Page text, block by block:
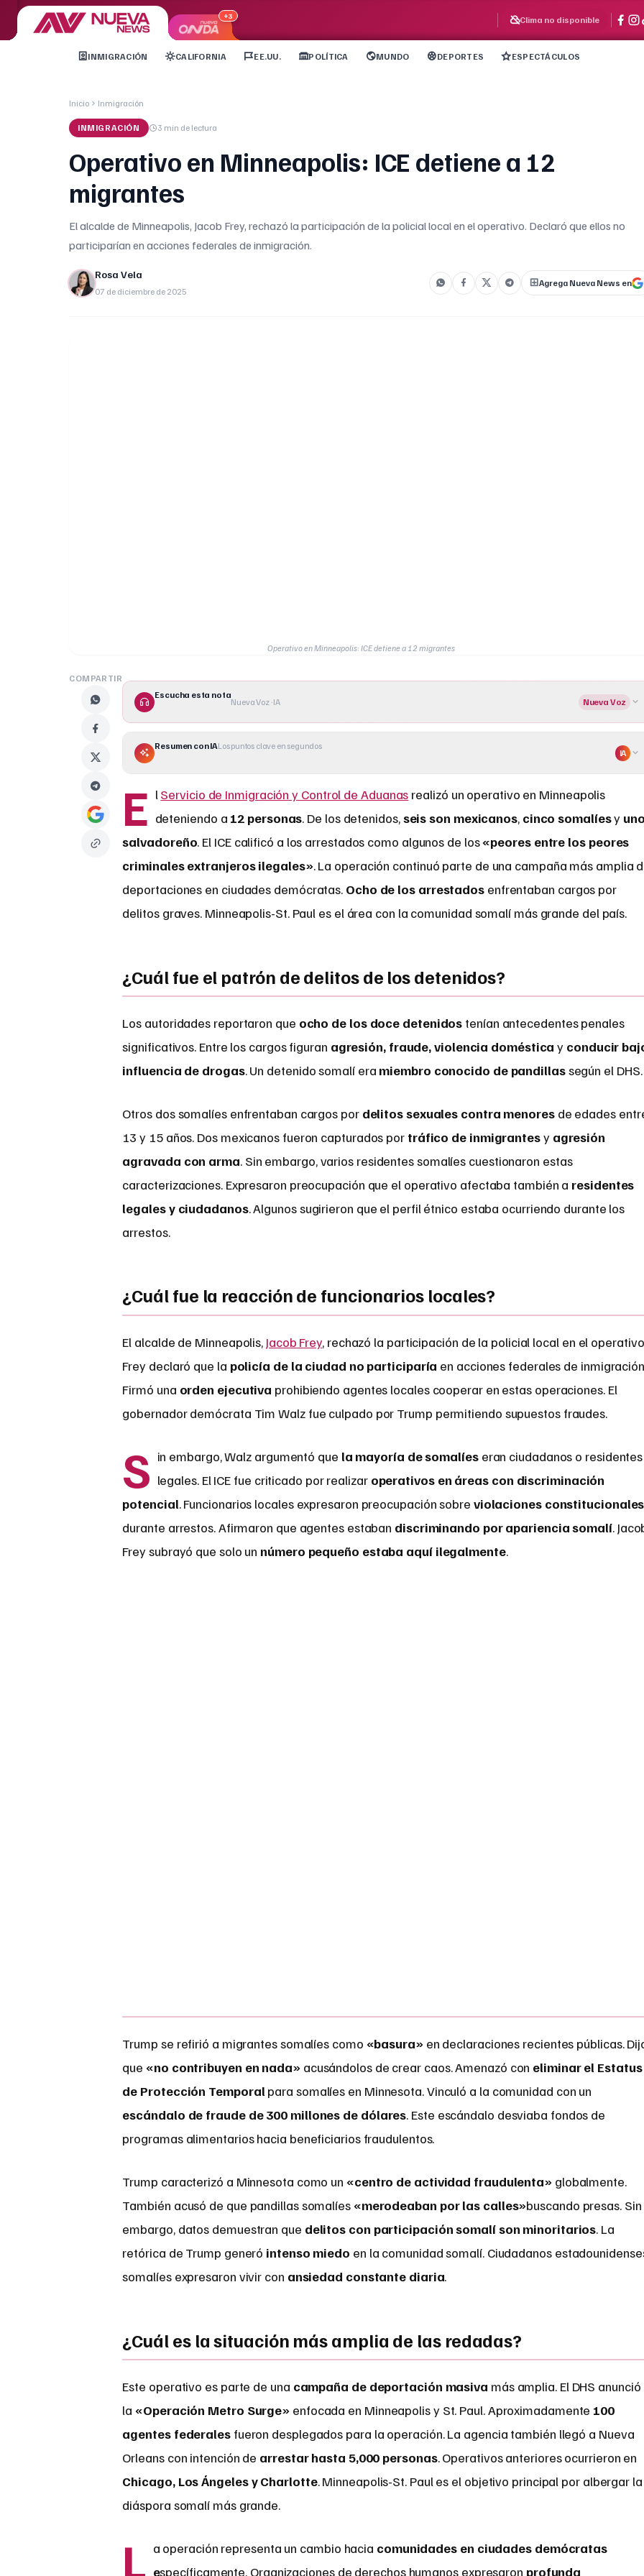
+3 Clima no disponible
INMIGRACIÓN CALIFORNIA EE.UU. POLÍTICA MUNDO DEPORTES ESPECTÁCULOS
Inicio Inmigración
INMIGRACIÓN 3 min de lectura
Operativo en Minneapolis: ICE detiene a 12
migrantes
El alcalde de Minneapolis, Jacob Frey, rechazó la participación de la policial local en el operativo. Declaró que ellos no
participarían en acciones federales de inmigración.
Rosa Vela
07 de diciembre de 2025
Agrega Nueva News en
Operativo en Minneapolis: ICE detiene a 12 migrantes
COMPARTIR
Escucha esta nota
Nueva Voz · IA Nueva Voz
Resumen con IALos puntos clave en segundos
IA
E l Servicio de Inmigración y Control de Aduanas realizó un operativo en Minneapolis
deteniendo a 12 personas. De los detenidos,seis son mexicanos, cinco somalíesy
salvadoreño. El ICE calificó a los arrestados como algunos de los«peores entre los peores
criminales extranjeros ilegales». La operación continuó parte de una campaña más amplia
deportaciones en ciudades demócratas. Ocho de los arrestados enfrentaban cargos por
delitos graves. Minneapolis-St. Paul es el área con la comunidad somalí más grande del país.
¿Cuál fue el patrón de delitos de los detenidos?
Los autoridades reportaron que ocho de los doce detenidos tenían antecedentes penales
significativos. Entre los cargos figuran agresión, fraude, violencia doméstica y conducir
influencia de drogas. Un detenido somalí era miembro conocido de pandillassegún el DHS.
Otros dos somalíes enfrentaban cargos por delitos sexuales contra menoresde edades
13 y 15 años. Dos mexicanos fueron capturados por tráfico de inmigrantesy agresión
agravada con arma. Sin embargo, varios residentes somalíes cuestionaron estas
caracterizaciones. Expresaron preocupación que el operativo afectaba también a residentes
legales y ciudadanos. Algunos sugirieron que el perfil étnico estaba ocurriendo durante los
arrestos.
¿Cuál fue la reacción de funcionarios locales?
El alcalde de Minneapolis, Jacob Frey, rechazó la participación de la policial local en el
Frey declaró que la policía de la ciudad no participaría en acciones federales de
Firmó una orden ejecutiva prohibiendo agentes locales cooperar en estas operaciones. El
gobernador demócrata Tim Walz fue culpado por Trump permitiendo supuestos fraudes.
S in embargo, Walz argumentó que la mayoría de somalíeseran ciudadanos o residentes
legales. El ICE fue criticado por realizar operativos en áreas con discriminación
potencial. Funcionarios locales expresaron preocupación sobre violaciones constitucionales
durante arrestos. Afirmaron que agentes estaban discriminando por apariencia somalí.
Frey subrayó que solo un número pequeño estaba aquí ilegalmente.
Trump se refirió a migrantes somalíes como «basura» en declaraciones recientes públicas.
que«no contribuyen en nada» acusándolos de crear caos. Amenazó con eliminar el Estatus
de Protección Temporal para somalíes en Minnesota. Vinculó a la comunidad con un
escándalo de fraude de 300 millones de dólares. Este escándalo desviaba fondos de
programas alimentarios hacia beneficiarios fraudulentos.
Trump caracterizó a Minnesota como un «centro de actividad fraudulenta» globalmente.
También acusó de que pandillas somalíes«merodeaban por las calles»buscando presas. Sin
embargo, datos demuestran que delitos con participación somalí son minoritarios. La
retórica de Trump generó intenso miedo en la comunidad somalí. Ciudadanos
somalíes expresaron vivir con ansiedad constante diaria.
¿Cuál es la situación más amplia de las redadas?
Este operativo es parte de una campaña de deportación masiva más amplia. El DHS anunció
la«Operación Metro Surge» enfocada en Minneapolis y St. Paul. Aproximadamente 100
agentes federalesfueron desplegados para la operación. La agencia también llegó a Nueva
Orleans con intención de arrestar hasta 5,000 personas. Operativos anteriores ocurrieron en
Chicago, Los Ángeles y Charlotte. Minneapolis-St. Paul es el objetivo principal por albergar la
diáspora somalí más grande.
L a operación representa un cambio hacia comunidades en ciudades demócratas
específicamente. Organizaciones de derechos humanos expresaron profunda